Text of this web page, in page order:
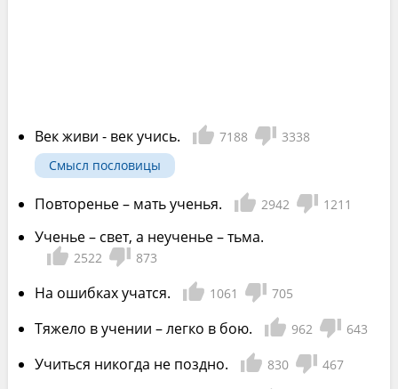
Век живи - век учись. 7188
3338
Смысл пословицы
Повторенье – мать ученья. 2942 1211
Ученье – свет, а неученье – тьма.
2522 873
На ошибках учатся. 1061 705
Тяжело в учении – легко в бою. 962 643
Учиться никогда не поздно. 830 467